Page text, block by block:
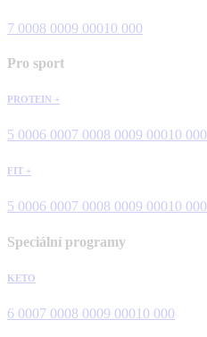
7 0008 0009 00010 000
Pro sport
PROTEIN +
5 0006 0007 0008 0009 00010 000
FIT +
5 0006 0007 0008 0009 00010 000
Speciální programy
KETO
6 0007 0008 0009 00010 000